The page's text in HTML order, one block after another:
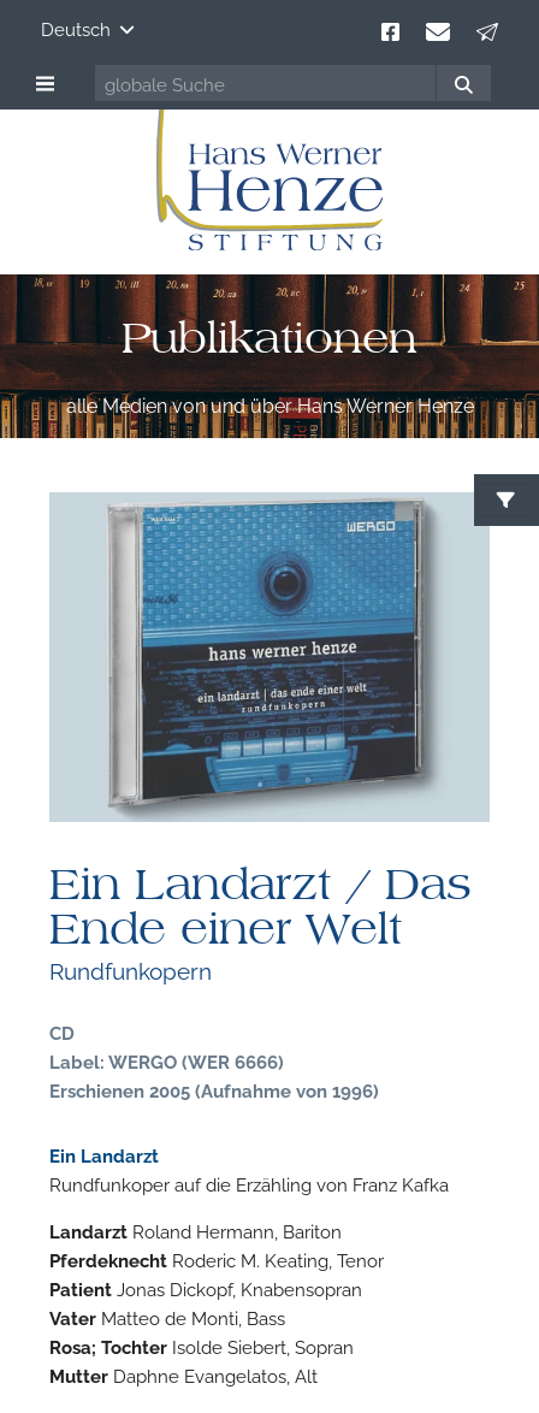
Deutsch
Publikationen
alle Medien von und über Hans Werner Henze
Ein Landarzt / Das
Ende einer Welt
Rundfunkopern
CD
Label: WERGO (WER 6666)
Erschienen 2005 (Aufnahme von 1996)
Ein Landarzt
Rundfunkoper auf die Erzähling von Franz Kafka
Landarzt Roland Hermann, Bariton
Pferdeknecht Roderic M. Keating, Tenor
Patient Jonas Dickopf, Knabensopran
Vater Matteo de Monti, Bass
Rosa; Tochter Isolde Siebert, Sopran
Mutter Daphne Evangelatos, Alt